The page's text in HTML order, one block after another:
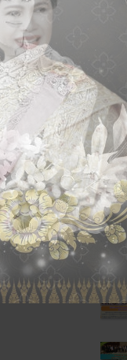
อ่านเพิ่มเติม ดูทั้ง
รองผู้อำนวย